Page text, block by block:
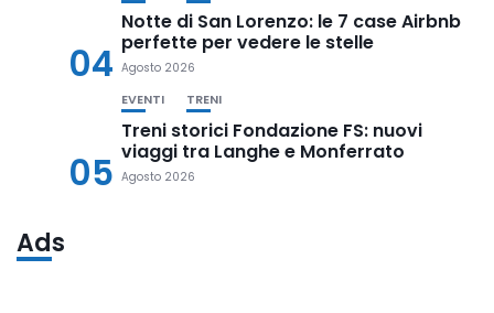
04
Notte di San Lorenzo: le 7 case Airbnb
perfette per vedere le stelle
Agosto 2026
05
EVENTI TRENI
Treni storici Fondazione FS: nuovi
viaggi tra Langhe e Monferrato
Agosto 2026
Ads